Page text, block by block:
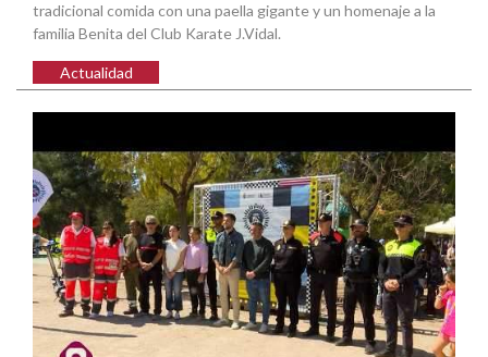
tradicional comida con una paella gigante y un homenaje a la
familia Benita del Club Karate J.Vidal.
Actualidad